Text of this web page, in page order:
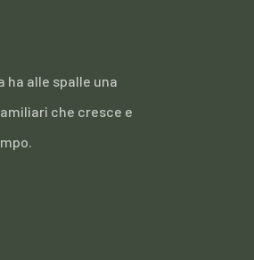
ha alle spalle una
che cresce e